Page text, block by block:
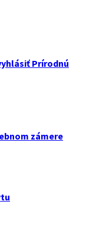
Prírodnú
zámere